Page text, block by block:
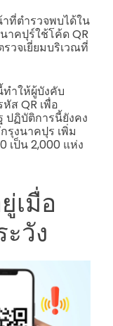
ที่ตำรวจพบได้ใน
าคปุร์ใช้โค้ด QR
วจเยี่ยมบริเวณที่
ำให้ผู้บังคับ
ส QR เพื่อ
ปฏิบัติการนี้ยังคง
รุงนาคปุร เพิ่ม
เป็น 2,000 แห่ง
เมื่อ
วัง